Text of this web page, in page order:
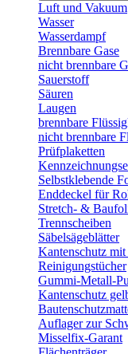
Luft und Vakuum
Wasser
Wasserdampf
Brennbare Gase
nicht brennbare
Sauerstoff
Säuren
Laugen
brennbare
nicht brennbare
Prüfplaketten
Selbstklebende
Enddeckel für
Stretch- &
Trennscheiben
Säbelsägeblätter
Kantenschutz
Reinigungstücher
Gummi-Metall-
Kantenschutz
Auflager zur
Misselfix-Garant